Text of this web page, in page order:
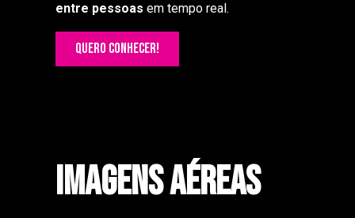
entre pessoas em tempo real.
QUERO CONHECER!
imagens aéreas